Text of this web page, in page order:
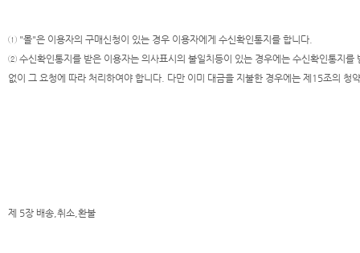
① "몰"은 이용자의 구매신청이 있는 경우 이용자에게 수신확인통지를 합니다.
② 수신확인통지를 받은 이용자는 의사표시의 불일치등이 있는 경우에는 수신확인통지
없이 그 요청에 따라 처리하여야 합니다. 다만 이미 대금을 지불한 경우에는 제15조의 청
제 5장 배송,취소,환불